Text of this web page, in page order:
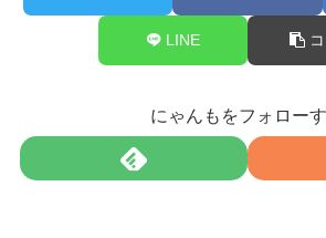
LINE
にゃんもをフォロー